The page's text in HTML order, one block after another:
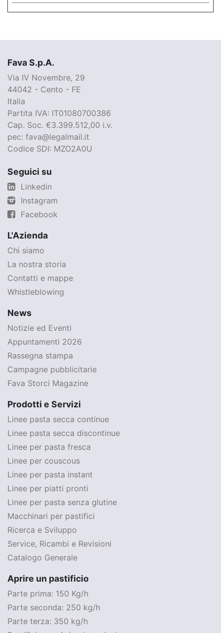
Fava S.p.A.
Via IV Novembre, 29
44042 - Cento - FE
Italia
Partita IVA: IT01080700386
Cap. Soc. €3.399.512,00 i.v.
pec: fava@legalmail.it
Codice SDI: MZO2A0U
Seguici su
Linkedin
Instagram
Facebook
L'Azienda
Chi siamo
La nostra storia
Contatti e mappe
Whistleblowing
News
Notizie ed Eventi
Appuntamenti 2026
Rassegna stampa
Campagne pubblicitarie
Fava Storci Magazine
Prodotti e Servizi
Linee pasta secca continue
Linee pasta secca discontinue
Linee per pasta fresca
Linee per couscous
Linee per pasta instant
Linee per piatti pronti
Linee per pasta senza glutine
Macchinari per pastifici
Ricerca e Sviluppo
Service, Ricambi e Revisioni
Catalogo Generale
Aprire un pastificio
Parte prima: 150 Kg/h
Parte seconda: 250 kg/h
Parte terza: 350 kg/h